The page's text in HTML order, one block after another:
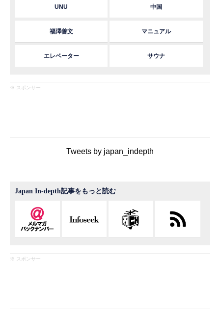
UNU 中国
福澤善文 マニュアル
エレベーター サウナ
※ スポンサー
Tweets by japan_indepth
Japan In-depth記事をもっと読む
※ スポンサー